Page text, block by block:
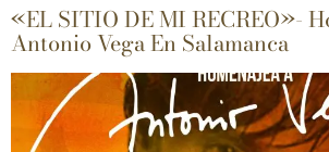
«EL SITIO DE MI RECREO»-
Antonio Vega En Salamanca